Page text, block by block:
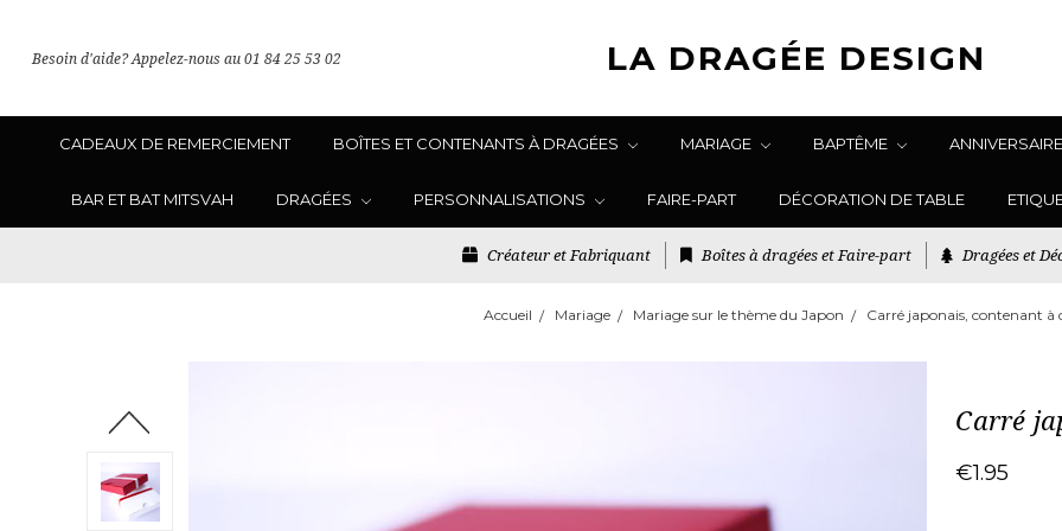
Besoin d'aide? Appelez-nous au 01 84 25 53 02 LA DRAGÉE DESIGN
CADEAUX DE REMERCIEMENT BOÎTES ET CONTENANTS À DRAGÉES MARIAGE BAPTÊME ANNIVERSAIRE
BAR ET BAT MITSVAH DRAGÉES PERSONNALISATIONS FAIRE-PART DÉCORATION DE TABLE
Créateur et Fabriquant Boîtes à dragées et Faire-part Dragées et
Accueil Mariage Mariage sur le thème du Japon Carré japonais, contenant à
Carré
€1.95